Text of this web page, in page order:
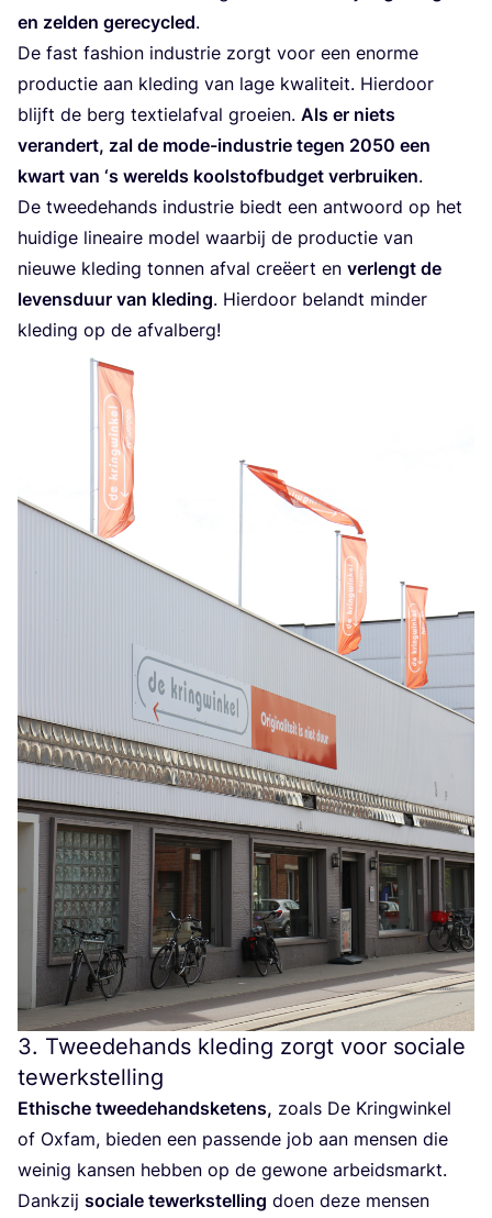
en zel­den gere­cy­cled.
De fast fas­hi­on indu­strie zorgt voor een enor­me
pro­duc­tie aan kle­ding van lage kwa­li­teit. Hier­door
blijft de berg tex­tiel­af­val groei­en. Als er niets
ver­an­dert, zal de mode-indu­strie tegen 2050 een
kwart van ‘s werelds kool­stof­bud­get ver­brui­ken.
De twee­de­hands indu­strie biedt een ant­woord op het
hui­di­ge line­ai­re model waar­bij de pro­duc­tie van
nieu­we kle­ding ton­nen afval cre­ëert en ver­lengt de
levens­duur van kle­ding. Hier­door belandt min­der
kle­ding op de afvalberg!
3. Tweedehands kleding zorgt voor sociale
tewerkstelling
Ethi­sche twee­de­hands­ke­tens, zoals De Kring­win­kel
of Oxfam, bie­den een pas­sen­de job aan men­sen die
wei­nig kan­sen heb­ben op de gewo­ne arbeids­markt.
Dank­zij soci­a­le tewerk­stel­ling doen deze men­sen